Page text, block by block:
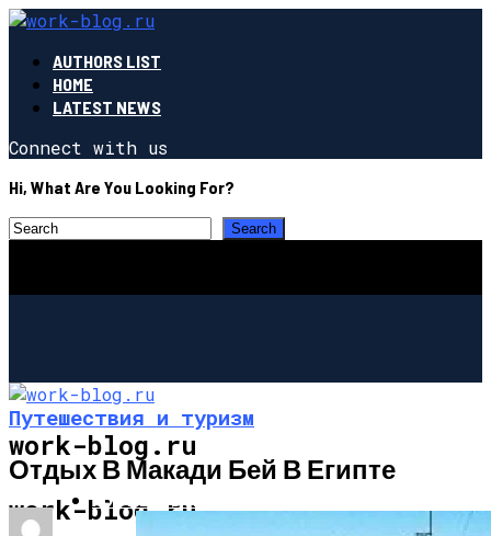
AUTHORS LIST
HOME
LATEST NEWS
Connect with us
Hi, What Are You Looking For?
work-blog.ru
work-blog.ru
ПУТЕШЕСТВИЯ И ТУРИЗМ
Путешествия и туризм
Отдых В Макади Бей В Египте